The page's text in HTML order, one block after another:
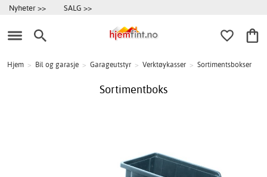
Nyheter >> SALG >>
Hjem > Bil og garasje > Garageutstyr > Verktøykasser > Sortimentsbokser
Sortimentboks